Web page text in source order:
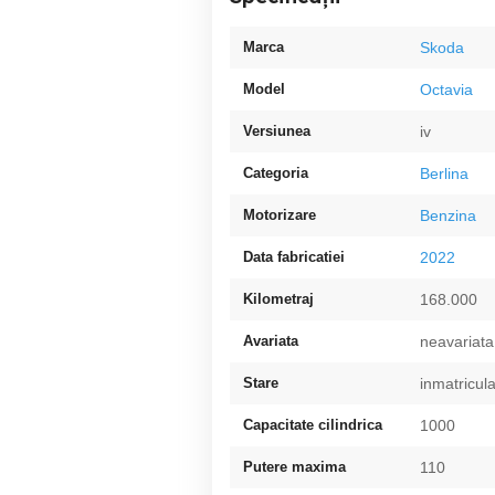
Marca Skoda
Model Octavia
Versiunea iv
Categoria Berlina
Motorizare Benzina
Data fabricatiei 2022
Kilometraj 168.000
Avariata neavariata
Stare
Capacitate cilindrica 1000
Putere maxima 110